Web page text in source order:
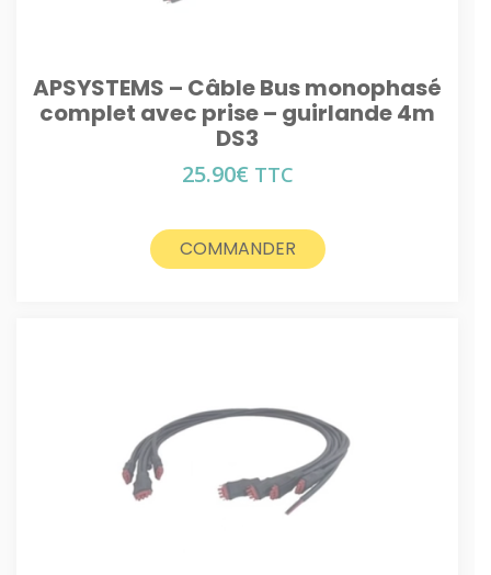
APSYSTEMS – Câble Bus monophasé
complet avec prise – guirlande 4m
DS3
25.90€ TTC
COMMANDER